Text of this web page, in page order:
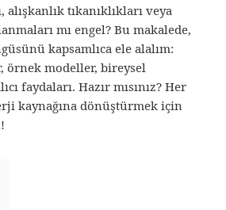
alışkanlık tıkanıklıkları veya
mı engel? Bu makalede,
kapsamlıca ele alalım:
örnek modeller, bireysel
faydaları. Hazır mısınız? Her
kaynağına dönüştürmek için